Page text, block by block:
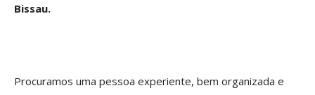
Bissau.
Procuramos uma pessoa experiente, bem organizada e